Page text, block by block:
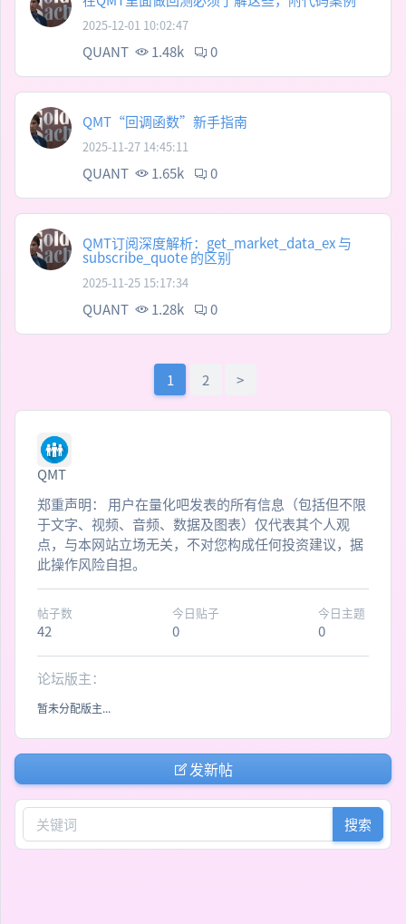
2025-12-01 10:02:47
QUANT 1.48k 0
QMT“回调函数”新手指南
2025-11-27 14:45:11
QUANT 1.65k 0
QMT订阅深度解析：get_market_data_ex 与
subscribe_quote 的区别
2025-11-25 15:17:34
QUANT 1.28k 0
1 2 >
QMT
郑重声明： 用户在量化吧发表的所有信息（包括但不限
于文字、视频、音频、数据及图表）仅代表其个人观
点，与本网站立场无关，不对您构成任何投资建议，据
此操作风险自担。
帖子数
42
今日贴子
0
今日主题
0
论坛版主：
暂未分配版主...
发新帖
搜索